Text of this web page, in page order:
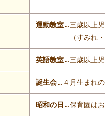
運動教室…三歳以上
（すみれ
英語教室…三歳以上
誕生会… ４月生まれ
昭和の日 …保育園は